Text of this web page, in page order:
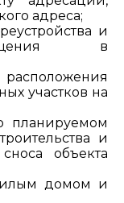
адреса;
и
в
участков на
планируемом
и
объекта
домом и